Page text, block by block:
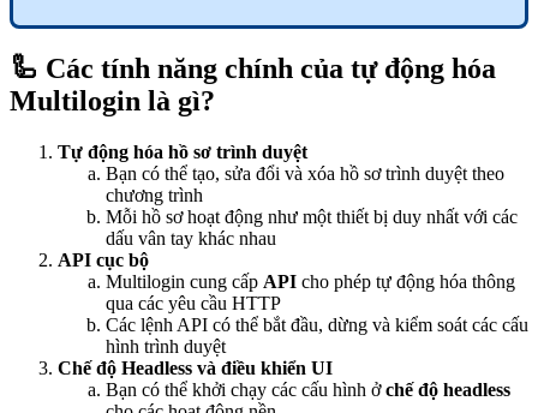
🦾 Các tính năng chính của tự động hóa
Multilogin là gì?
Tự động hóa hồ sơ trình duyệt
Bạn có thể tạo, sửa đổi và xóa hồ sơ trình duyệt theo
chương trình
Mỗi hồ sơ hoạt động như một thiết bị duy nhất với các
dấu vân tay khác nhau
API cục bộ
Multilogin cung cấp API cho phép tự động hóa thông
qua các yêu cầu HTTP
Các lệnh API có thể bắt đầu, dừng và kiểm soát các cấu
hình trình duyệt
Chế độ Headless và điều khiển UI
Bạn có thể khởi chạy các cấu hình ởchế độ headless